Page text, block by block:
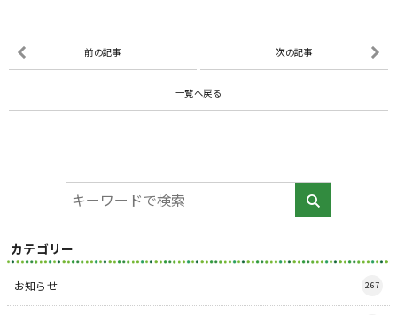
前の記事 次の記事
一覧へ戻る
カテゴリー
お知らせ 267